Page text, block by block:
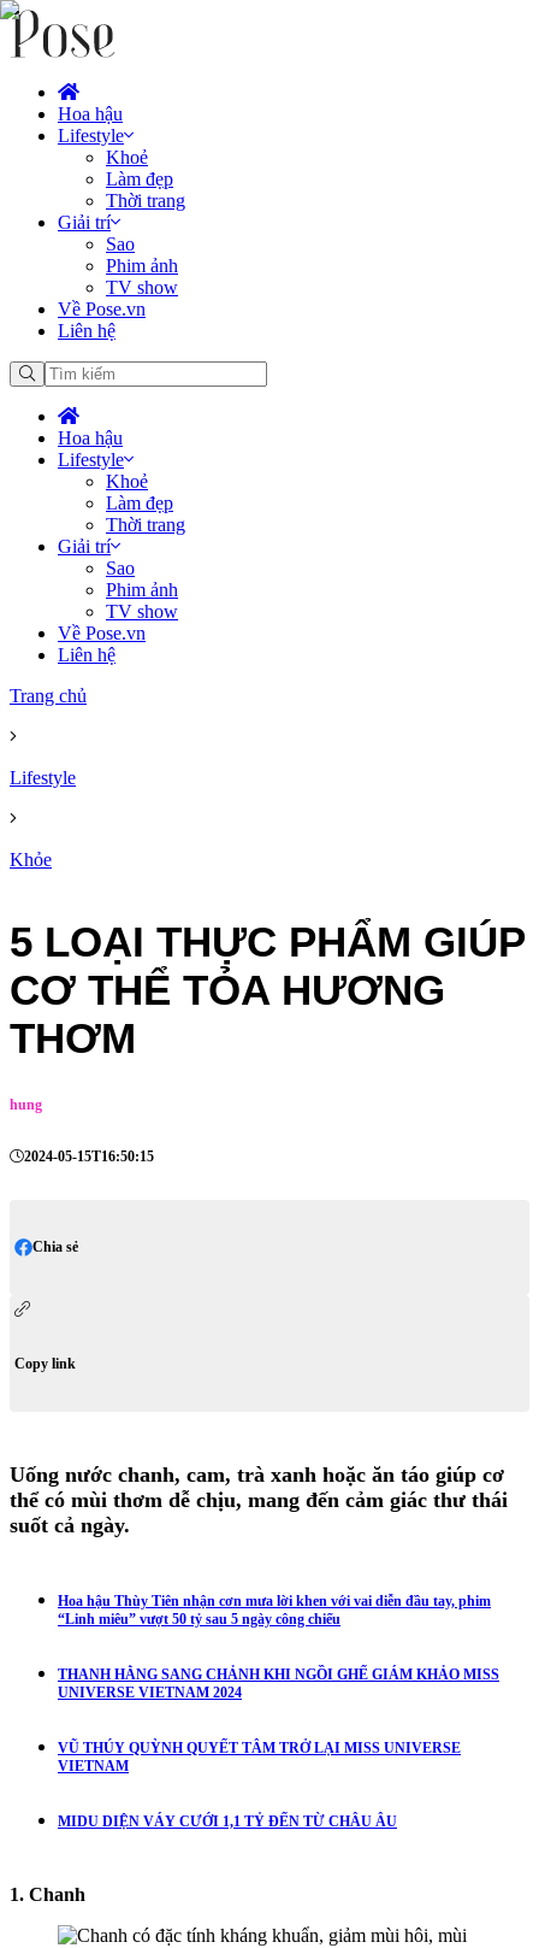
Hoa hậu
Lifestyle
Khoẻ
Làm đẹp
Thời trang
Giải trí
Sao
Phim ảnh
TV show
Về Pose.vn
Liên hệ
Hoa hậu
Lifestyle
Khoẻ
Làm đẹp
Thời trang
Giải trí
Sao
Phim ảnh
TV show
Về Pose.vn
Liên hệ
Trang chủ
Lifestyle
Khỏe
5 LOẠI THỰC PHẨM GIÚP
CƠ THỂ TỎA HƯƠNG
THƠM
hung
2024-05-15T16:50:15
Chia sẻ
Copy link
Uống nước chanh, cam, trà xanh hoặc ăn táo giúp cơ
thể có mùi thơm dễ chịu, mang đến cảm giác thư thái
suốt cả ngày.
Hoa hậu Thùy Tiên nhận cơn mưa lời khen với vai diễn đầu tay, phim
“Linh miêu” vượt 50 tỷ sau 5 ngày công chiếu
THANH HẰNG SANG CHẢNH KHI NGỒI GHẾ GIÁM KHẢO MISS
UNIVERSE VIETNAM 2024
VŨ THÚY QUỲNH QUYẾT TÂM TRỞ LẠI MISS UNIVERSE
VIETNAM
MIDU DIỆN VÁY CƯỚI 1,1 TỶ ĐẾN TỪ CHÂU ÂU
1. Chanh